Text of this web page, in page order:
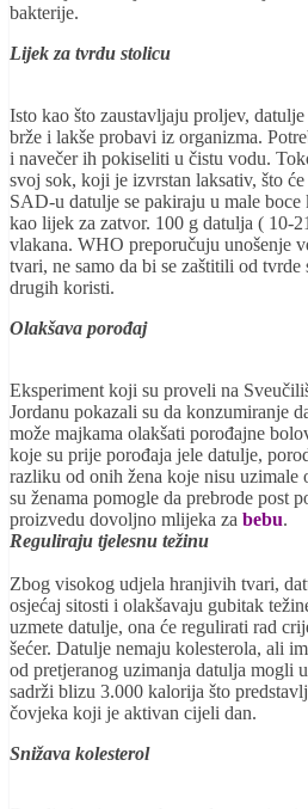
bakterije.
Lijek za tvrdu stolicu
Isto kao što zaustavljaju proljev,
brže i lakše probavi iz organizma.
i navečer ih pokiseliti u čistu vodu.
svoj sok, koji je izvrstan laksativ, što
SAD-u datulje se pakiraju u male
kao lijek za zatvor. 100 g datulja ( 10-
vlakana. WHO preporučuju unošenje
tvari, ne samo da bi se zaštitili od
drugih koristi.
Olakšava porođaj
Eksperiment koji su proveli na
Jordanu pokazali su da konzumiranje
može majkama olakšati porođajne
koje su prije porođaja jele datulje,
razliku od onih žena koje nisu uzimale
su ženama pomogle da prebrode post
proizvedu dovoljno mlijeka za bebu.
Reguliraju tjelesnu težinu
Zbog visokog udjela hranjivih tvari,
osjećaj sitosti i olakšavaju gubitak
uzmete datulje, ona će regulirati rad
šećer. Datulje nemaju kolesterola, ali
od pretjeranog uzimanja datulja mogli
sadrži blizu 3.000 kalorija što
čovjeka koji je aktivan cijeli dan.
Snižava kolesterol